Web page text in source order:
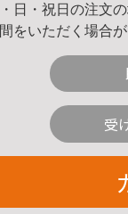
日・祝日の注文
をいただく場合が
受